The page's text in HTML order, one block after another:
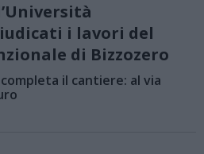
i lavori del
di Bizzozero
il cantiere: al via